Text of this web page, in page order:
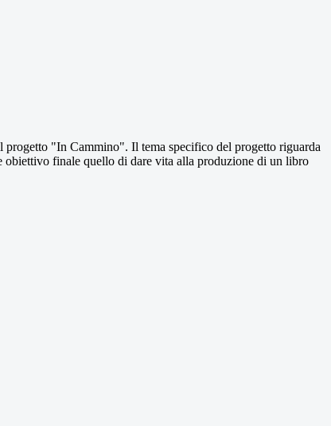
progetto "In Cammino". Il tema specifico del progetto riguarda
obiettivo finale quello di dare vita alla produzione di un libro